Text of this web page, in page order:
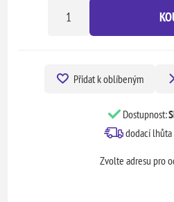
Přidat k oblíbeným
Dostupnost:
dodací lhůta
Zvolte adresu pro